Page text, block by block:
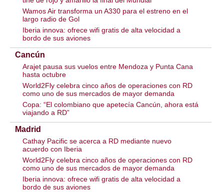
Wamos Air transforma un A330 para el estreno en el
largo radio de Gol
Iberia innova: ofrece wifi gratis de alta velocidad a
bordo de sus aviones
Cancún
Arajet pausa sus vuelos entre Mendoza y Punta Cana
hasta octubre
World2Fly celebra cinco años de operaciones con RD
como uno de sus mercados de mayor demanda
Copa: “El colombiano que apetecía Cancún, ahora está
viajando a RD”
Madrid
Cathay Pacific se acerca a RD mediante nuevo
acuerdo con Iberia
World2Fly celebra cinco años de operaciones con RD
como uno de sus mercados de mayor demanda
Iberia innova: ofrece wifi gratis de alta velocidad a
bordo de sus aviones